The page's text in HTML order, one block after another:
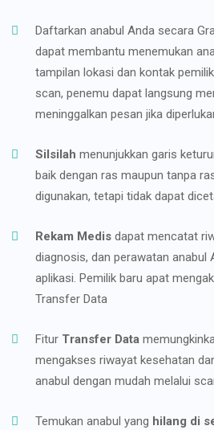
Daftarkan anabul Anda secara
dapat membantu menemukan
tampilan lokasi dan kontak
scan, penemu dapat langsung
meninggalkan pesan jika
Silsilah menunjukkan garis
baik dengan ras maupun tanpa
digunakan, tetapi tidak dapat
Rekam Medis dapat mencatat
diagnosis, dan perawatan
aplikasi. Pemilik baru apat
Transfer Data
Fitur Transfer Data
mengakses riwayat kesehatan
anabul dengan mudah melalui
Temukan anabul yang hilang di